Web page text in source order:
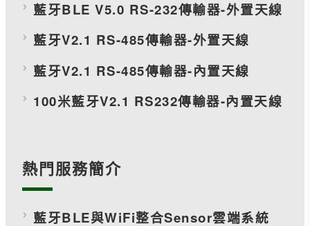
藍牙BLE V5.0 RS-232傳輸器-外置天線
藍牙V2.1 RS-485傳輸器-外置天線
藍牙V2.1 RS-485傳輸器-內置天線
100米藍牙V2.1 RS232傳輸器-內置天線
熱門服務簡介
藍牙BLE與WiFi整合Sensor雲端系統